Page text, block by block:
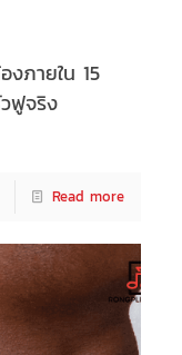
งภายใน 15
ฟูจริง
Read more